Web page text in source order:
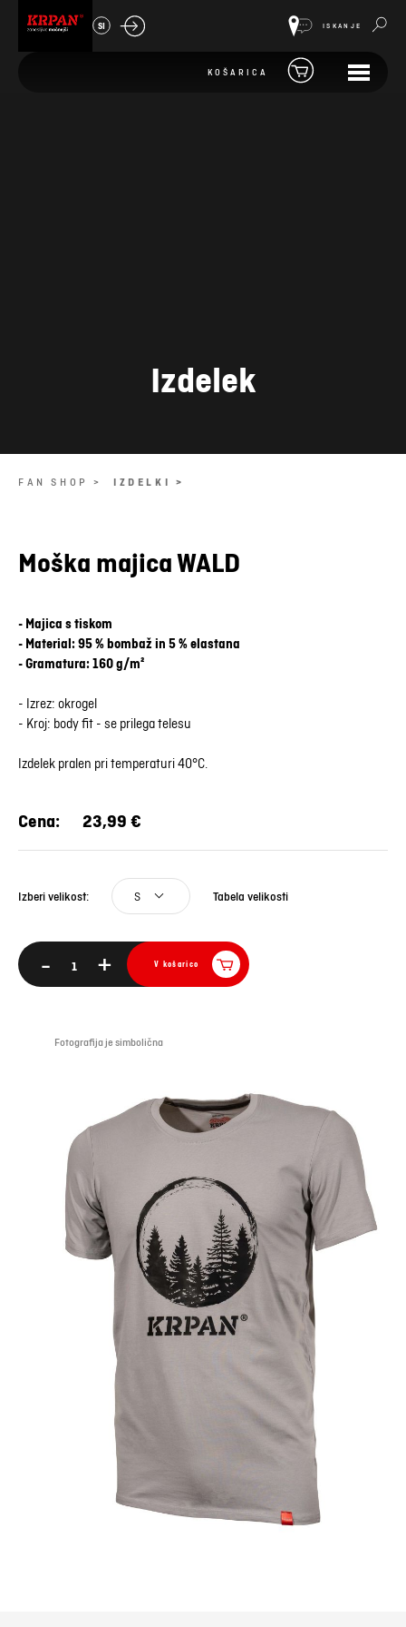
SI ISKANJE
KOŠARICA
Izdelek
FAN SHOP > IZDELKI >
Fotografija je simbolična
Moška majica WALD
- Majica s tiskom
- Material: 95 % bombaž in 5 % elastana
- Gramatura: 160 g/m²
- Izrez: okrogel
- Kroj: body fit - se prilega telesu
Izdelek pralen pri temperaturi 40°C.
Cena: 23,99 €
Izberi velikost: S Tabela velikosti
- + V košarico